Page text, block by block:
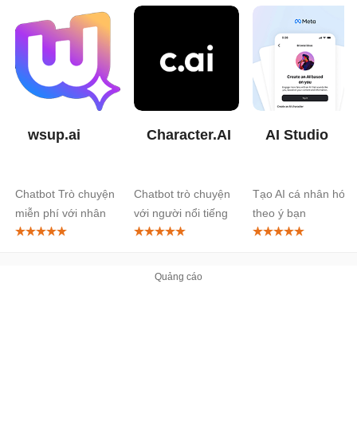
wsup.ai
Chatbot Trò chuyện
miễn phí với nhân
vật AI
Character.AI
Chatbot trò chuyện
với người nổi tiếng
ảo
AI Studio
Tạo AI cá nhân hóa
theo ý bạn